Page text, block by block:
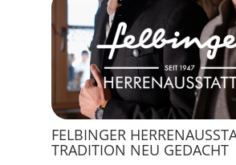
FELBINGER
TRADITION NEU GEDACHT